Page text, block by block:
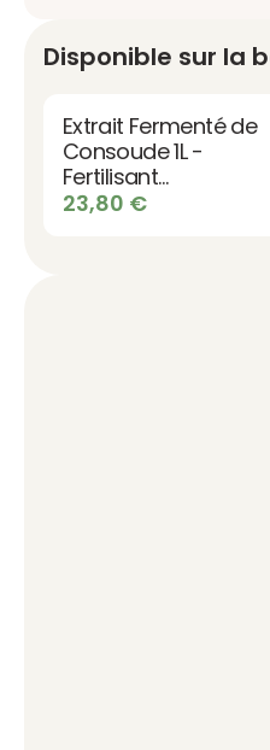
Disponible sur la
Extrait Fermenté de
Consoude 1L -
Fertilisant
Organique Naturel
23,80 €